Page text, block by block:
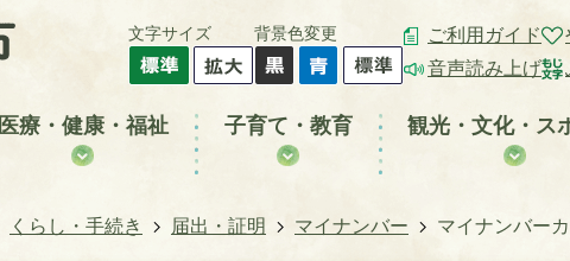
文字サイズ 背景色変更
ご利用ガイド
音声読み上げ
医療・健康・福祉 子育て・教育 観光・文化・ス
くらし・手続き 届出・証明 マイナンバー マイナンバー